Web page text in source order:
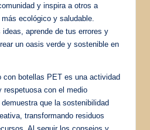
y inspira a otros a
ecológico y saludable.
aprende de tus errores y
un oasis verde y sostenible en
con botellas PET es una actividad
respetuosa con el medio
que la sostenibilidad
transformando residuos